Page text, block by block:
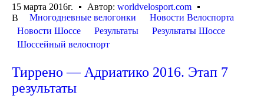
15 марта 2016г.
Автор: worldvelosport.com
В
Многодневные велогонки
Новости Велоспорта
Новости Шоссе
Результаты
Результаты Шоссе
Шоссейный велоспорт
Тиррено — Адриатико 2016. Этап 7
результаты